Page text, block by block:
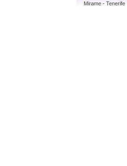
Mirame - Tenerife